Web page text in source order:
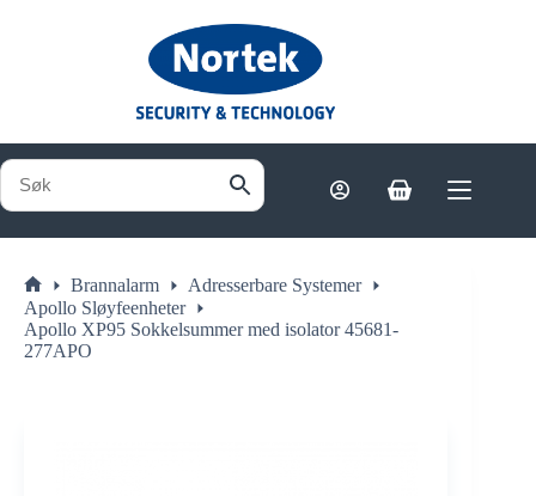
Handlekurv
Hjem
Brannalarm
Adresserbare Systemer
Apollo Sløyfeenheter
Apollo XP95 Sokkelsummer med isolator 45681-
277APO